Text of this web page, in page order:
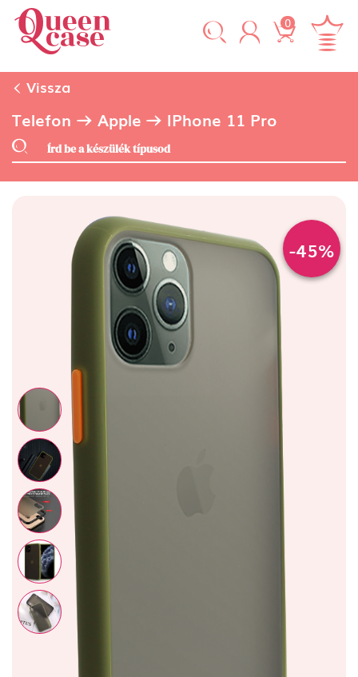
0
Vissza
Telefon Apple IPhone 11 Pro
-45%